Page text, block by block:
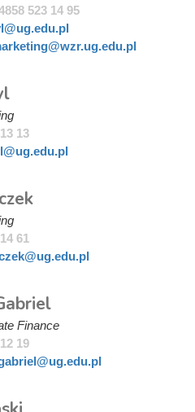
523 14 95
13
61
Finance
19